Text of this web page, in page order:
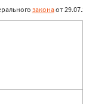
законаот